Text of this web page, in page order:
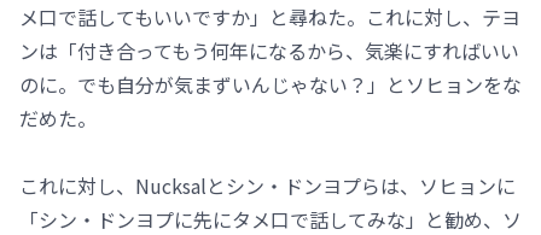
メ口で話してもいいですか」と尋ねた。これに対し、テヨ
ンは「付き合ってもう何年になるから、気楽にすればいい
のに。でも自分が気まずいんじゃない？」とソヒョンをな
だめた。
これに対し、Nucksalとシン・ドンヨプらは、ソヒョンに
「シン・ドンヨプに先にタメ口で話してみな」と勧め、ソ